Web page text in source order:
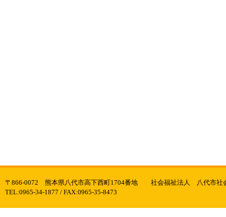
〒866-0072 熊本県八代市高下西町1704番地 社会福祉法人 八代市社
TEL:0965-34-1877 / FAX:0965-35-8473